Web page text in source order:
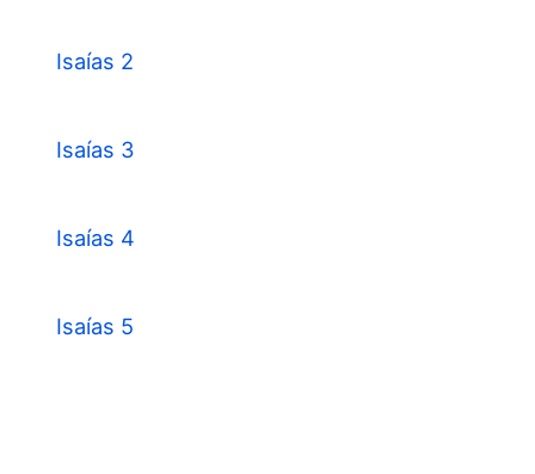
Isaías 2
Isaías 3
Isaías 4
Isaías 5